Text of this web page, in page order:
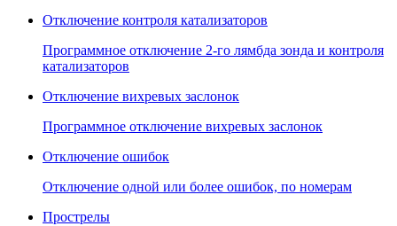
Отключение контроля катализаторов
Программное отключение 2-го лямбда зонда и контроля
катализаторов
Отключение вихревых заслонок
Программное отключение вихревых заслонок
Отключение ошибок
Отключение одной или более ошибок, по номерам
Прострелы